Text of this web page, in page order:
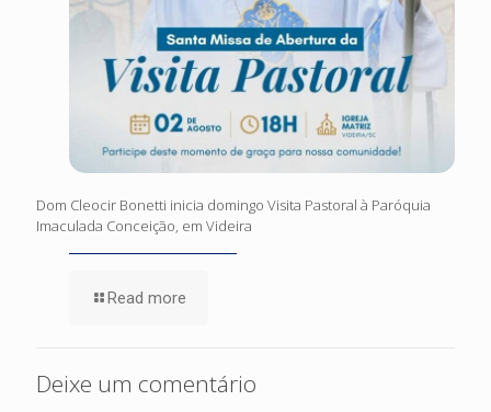
Dom Cleocir Bonetti inicia domingo Visita Pastoral à Paróquia
Imaculada Conceição, em Videira
Read more
Deixe um comentário